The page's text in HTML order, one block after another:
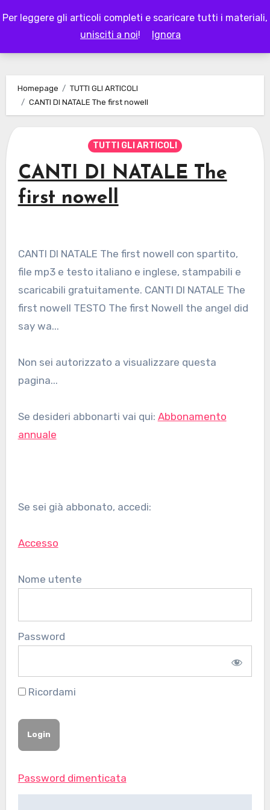
Per leggere gli articoli completi e scaricare tutti i materiali,
unisciti a noi! Ignora
to
LAPAPPADOLCE
Homepage
TUTTI GLI ARTICOLI
CANTI DI NATALE The first nowell
TUTTI GLI ARTICOLI
CANTI DI NATALE The
first nowell
CANTI DI NATALE The first nowell con spartito,
file mp3 e testo italiano e inglese, stampabili e
scaricabili gratuitamente. CANTI DI NATALE The
first nowell TESTO The first Nowell the angel did
say wa...
Non sei autorizzato a visualizzare questa
pagina...
Se desideri abbonarti vai qui: Abbonamento
annuale
Se sei già abbonato, accedi:
Accesso
Nome utente
Password
Ricordami
Password dimenticata